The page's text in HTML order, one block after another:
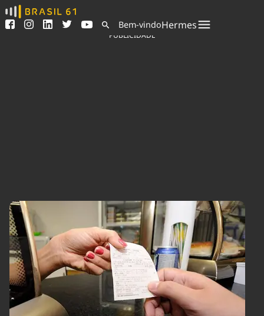
Ver todas as notícias
Podcasts
Indicadores
Agronegócios
Brasil
Brasil Mineral
Ciência &
Tecnologia
Cinema
Comportamento
Cultura
Economia
Educação
Infraestrutura
Internacional
Meio Ambiente
Podcast
Política
Saúde
Tempo
Bem-vindoHermes
PUBLICIDADE